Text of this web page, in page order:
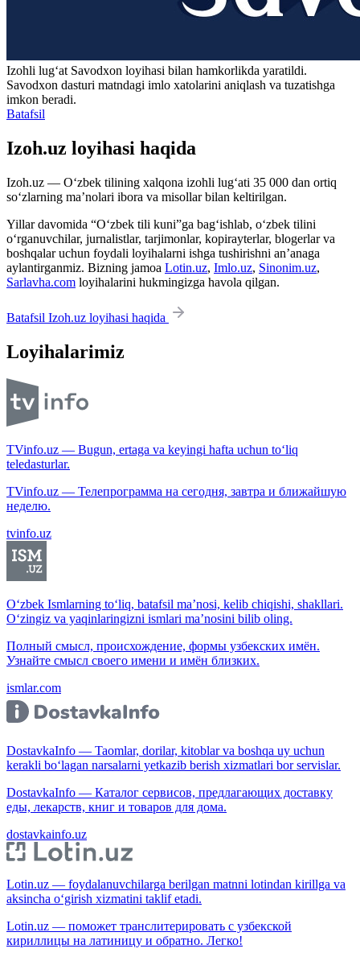
Izohli lugʻat Savodxon loyihasi bilan hamkorlikda yaratildi.
Savodxon dasturi matndagi imlo xatolarini aniqlash va tuzatishga
imkon beradi.
Batafsil
Izoh.uz loyihasi haqida
Izoh.uz — O‘zbek tilining xalqona izohli lug‘ati 35 000 dan ortiq
so‘zlarning ma’nolari ibora va misollar bilan keltirilgan.
Yillar davomida “O‘zbek tili kuni”ga bag‘ishlab, o‘zbek tilini
o‘rganuvchilar, jurnalistlar, tarjimonlar, kopirayterlar, blogerlar va
boshqalar uchun foydali loyihalarni ishga tushirishni an’anaga
aylantirganmiz. Bizning jamoa Lotin.uz, Imlo.uz, Sinonim.uz,
Sarlavha.com loyihalarini hukmingizga havola qilgan.
Batafsil Izoh.uz loyihasi haqida
Loyihalarimiz
TVinfo.uz — Bugun, ertaga va keyingi hafta uchun to‘liq
teledasturlar.
TVinfo.uz — Телепрограмма на сегодня, завтра и ближайшую
неделю.
tvinfo.uz
O‘zbek Ismlarning to‘liq, batafsil ma’nosi, kelib chiqishi, shakllari.
O‘zingiz va yaqinlaringizni ismlari ma’nosini bilib oling.
Полный смысл, происхождение, формы узбекских имён.
Узнайте смысл своего имени и имён близких.
ismlar.com
DostavkaInfo — Taomlar, dorilar, kitoblar va boshqa uy uchun
kerakli bo‘lagan narsalarni yetkazib berish xizmatlari bor servislar.
DostavkaInfo — Каталог сервисов, предлагающих доставку
еды, лекарств, книг и товаров для дома.
dostavkainfo.uz
Lotin.uz — foydalanuvchilarga berilgan matnni lotindan kirillga va
aksincha o‘girish xizmatini taklif etadi.
Lotin.uz — поможет транслитерировать с узбекской
кириллицы на латиницу и обратно. Легко!